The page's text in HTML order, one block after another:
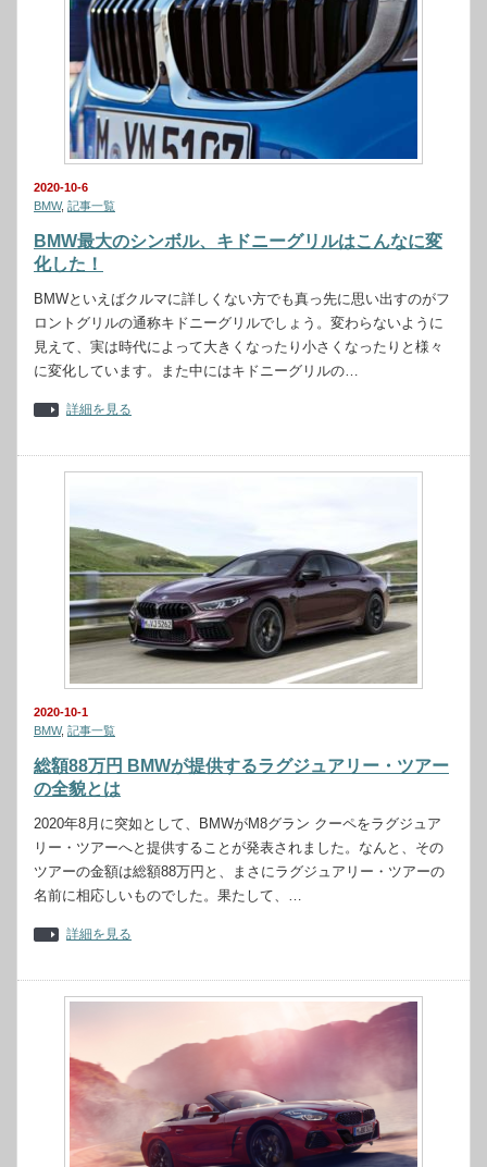
2020-10-6
BMW, 記事一覧
BMW最大のシンボル、キドニーグリルはこんなに変
化した！
BMWといえばクルマに詳しくない方でも真っ先に思い出すのがフ
ロントグリルの通称キドニーグリルでしょう。変わらないように
見えて、実は時代によって大きくなったり小さくなったりと様々
に変化しています。また中にはキドニーグリルの…
詳細を見る
2020-10-1
BMW, 記事一覧
総額88万円 BMWが提供するラグジュアリー・ツアー
の全貌とは
2020年8月に突如として、BMWがM8グラン クーペをラグジュア
リー・ツアーへと提供することが発表されました。なんと、その
ツアーの金額は総額88万円と、まさにラグジュアリー・ツアーの
名前に相応しいものでした。果たして、…
詳細を見る